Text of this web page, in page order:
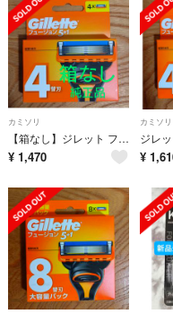
カミソリ
【箱なし】ジレット フュージョン 5＋1 替刃4個入 新品未使用 純正品
¥ 1,470
カミソリ
¥